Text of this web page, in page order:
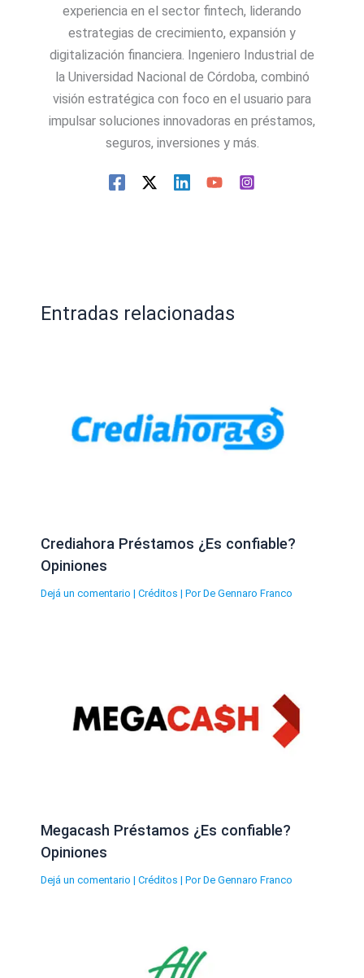
experiencia en el sector fintech, liderando
estrategias de crecimiento, expansión y
digitalización financiera. Ingeniero Industrial de
la Universidad Nacional de Córdoba, combinó
visión estratégica con foco en el usuario para
impulsar soluciones innovadoras en préstamos,
seguros, inversiones y más.
Entradas relacionadas
Crediahora Préstamos ¿Es confiable?
Opiniones
Dejá un comentario | Créditos | Por De Gennaro Franco
Megacash Préstamos ¿Es confiable?
Opiniones
Dejá un comentario | Créditos | Por De Gennaro Franco